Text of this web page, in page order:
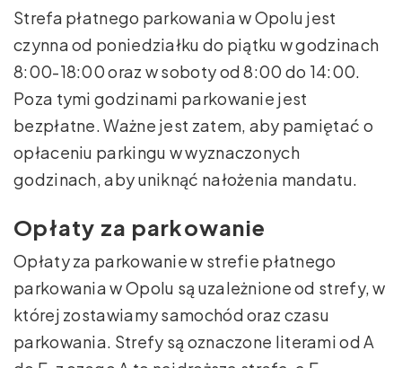
Strefa płatnego parkowania w Opolu jest
czynna od poniedziałku do piątku w godzinach
8:00-18:00 oraz w soboty od 8:00 do 14:00.
Poza tymi godzinami parkowanie jest
bezpłatne. Ważne jest zatem, aby pamiętać o
opłaceniu parkingu w wyznaczonych
godzinach, aby uniknąć nałożenia mandatu.
Opłaty za parkowanie
Opłaty za parkowanie w strefie płatnego
parkowania w Opolu są uzależnione od strefy, w
której zostawiamy samochód oraz czasu
parkowania. Strefy są oznaczone literami od A